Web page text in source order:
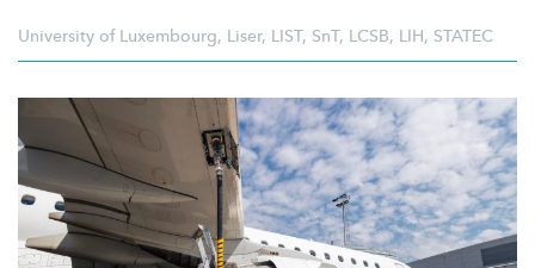
University of Luxembourg, Liser, LIST, SnT, LCSB, LIH, STATEC